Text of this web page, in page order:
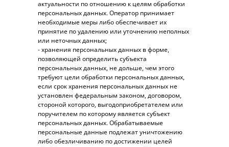
актуальности по отношению к целям обработки
персональных данных. Оператор принимает
необходимые меры либо обеспечивает их
принятие по удалению или уточнению неполных
или неточных данных;
- хранения персональных данных в форме,
позволяющей определить субъекта
персональных данных, не дольше, чем этого
требуют цели обработки персональных данных,
если срок хранения персональных данных не
установлен федеральным законом, договором,
стороной которого, выгодоприобретателем или
поручителем по которому является субъект
персональных данных. Обрабатываемые
персональные данные подлежат уничтожению
либо обезличиванию по достижении целей